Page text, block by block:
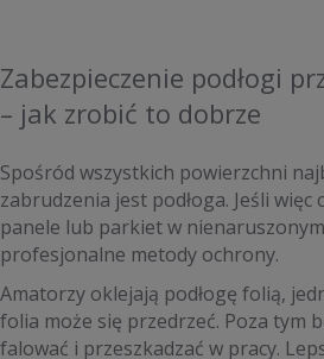
Zabezpieczenie podłogi
– jak zrobić to dobrze
Spośród wszystkich powierzchni
zabrudzenia jest podłoga. Jeśli więc
panele lub parkiet w
profesjonalne metody ochrony.
Amatorzy oklejają podłogę folią,
folia może się przedrzeć. Poza tym
falować i przeszkadzać w pracy.